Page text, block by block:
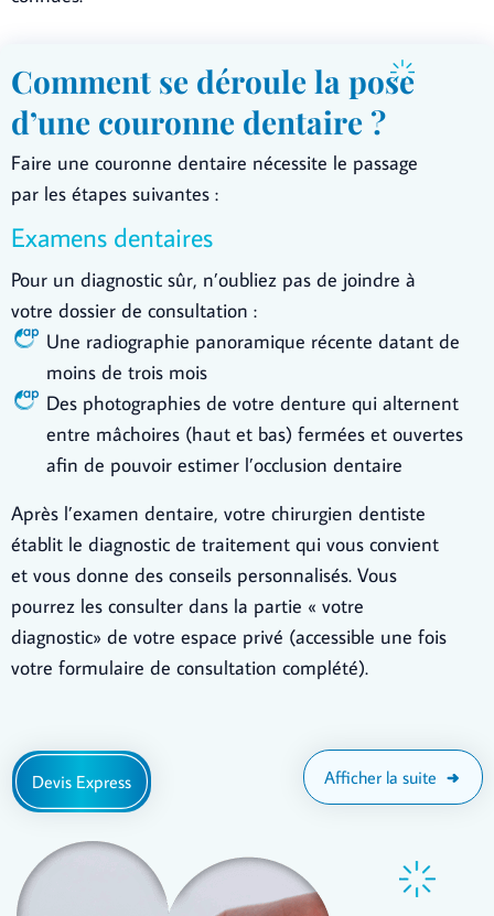
Comment se déroule la pose
d’une couronne dentaire ?
Faire une couronne dentaire nécessite le passage
par les étapes suivantes :
Examens dentaires
Pour un diagnostic sûr, n’oubliez pas de joindre à
votre dossier de consultation :
Une radiographie panoramique récente datant de
moins de trois mois
Des photographies de votre denture qui alternent
entre mâchoires (haut et bas) fermées et ouvertes
afin de pouvoir estimer l’occlusion dentaire
Après l’examen dentaire, votre chirurgien dentiste
établit le diagnostic de traitement qui vous convient
et vous donne des conseils personnalisés. Vous
pourrez les consulter dans la partie « votre
diagnostic» de votre espace privé (accessible une fois
votre formulaire de consultation complété).
Afficher la suite
Devis Express